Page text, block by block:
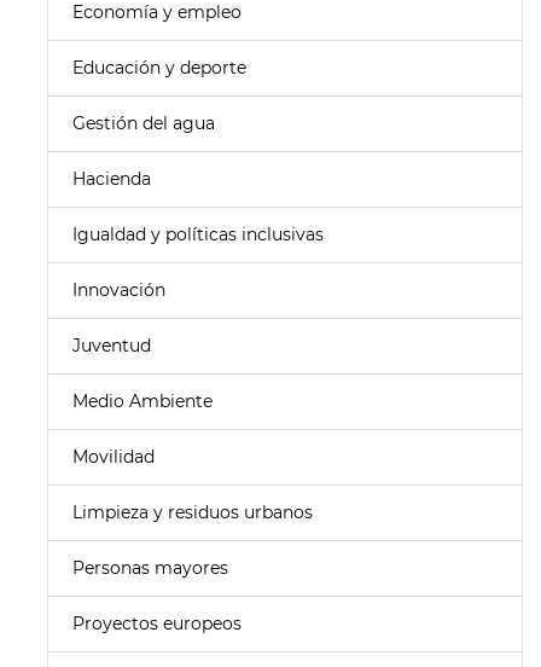
Economía y empleo
Educación y deporte
Gestión del agua
Hacienda
Igualdad y políticas inclusivas
Innovación
Juventud
Medio Ambiente
Movilidad
Limpieza y residuos urbanos
Personas mayores
Proyectos europeos